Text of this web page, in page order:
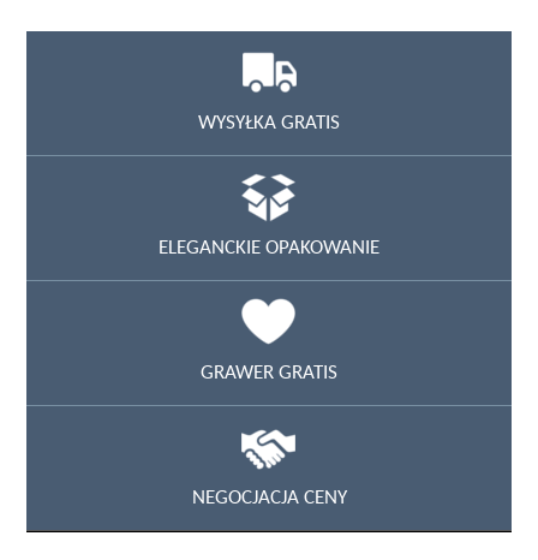
WYSYŁKA GRATIS
ELEGANCKIE OPAKOWANIE
GRAWER GRATIS
NEGOCJACJA CENY